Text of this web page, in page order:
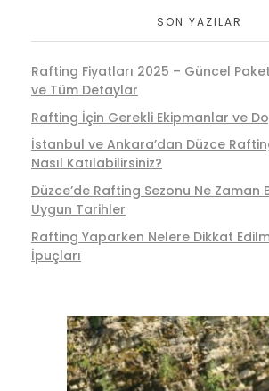
SON YAZILAR
Rafting Fiyatları 2025 – Güncel
ve Tüm Detaylar
Rafting İçin Gerekli Ekipmanlar ve
İstanbul ve Ankara’dan Düzce
Nasıl Katılabilirsiniz?
Düzce’de Rafting Sezonu Ne Zaman
Uygun Tarihler
Rafting Yaparken Nelere Dikkat
İpuçları